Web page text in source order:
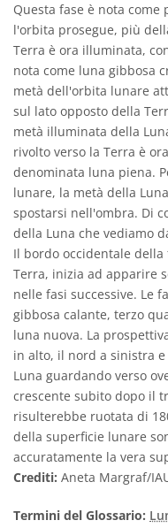
Questa fase è nota
l'orbita prosegue, più
Terra è ora illuminata,
nota come luna gibbosa
metà dell'orbita lunare
sul lato opposto della
metà illuminata della
rivolto verso la Terra è
denominata luna piena.
lunare, la metà della
spostarsi nell'ombra. Di
della Luna che vediamo
Il bordo occidentale della
Terra, inizia ad apparire
nelle fasi successive. Le
gibbosa calante, terzo
luna nuova. La
in alto, il nord a sinistra
Luna guardando verso
crescente subito dopo il
risulterebbe ruotata di
della superficie lunare
accuratamente la vera
Crediti: Aneta Margraf/
Termini del Glossario: